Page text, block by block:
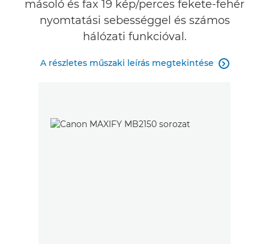
másoló és fax 19 kép/perces fekete-fehér
nyomtatási sebességgel és számos
hálózati funkcióval.
A részletes műszaki leírás megtekintése 